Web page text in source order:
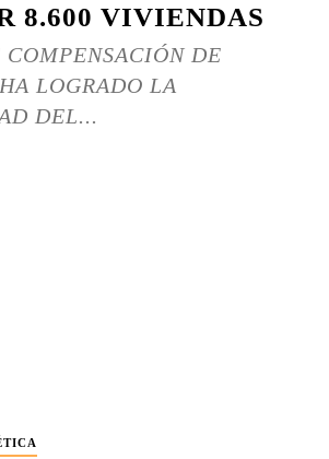
8.600 VIVIENDAS
DE
LOGRADO LA
DEL...